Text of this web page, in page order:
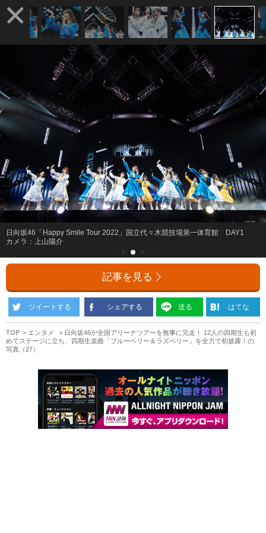
日向坂46「Happy Smile Tour 2022」国立代々木競技場第一体育館 DAY1
カメラ：上山陽介
記事を見る
ツイートする シェアする 送る はてな
TOP エンタメ
日向坂46が全国アリーナツアーを無事に完走！ 12人の四期生も初
めてステージに立ち、四期生楽曲「ブルーベリー＆ラズベリー」を全力で初披露！の
写真（27）